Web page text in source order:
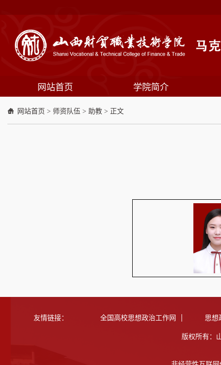
网站首页 学院简介
网站首页 > 师资队伍 > 助教 > 正文
友情链接： 全国高校思想政治工作网 思想
版权所有：